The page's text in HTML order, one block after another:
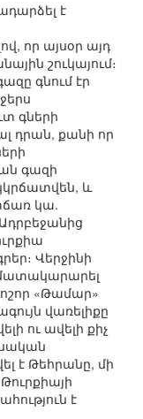
է
որ այսօր այդ
շուկայում։
գնում էր
գների
դրան, քանի որ
գազի
և
կա.
Վերջինի
«Թամար»
վառելիքը
ու ավելի քիչ
է Թեհրանը, մի
է